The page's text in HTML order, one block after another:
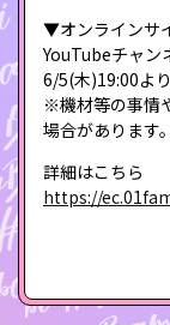
▼オンラインサ
YouTubeチャン
6/5(木)19:00よ
※機材等の事情
場合があります。
詳細はこちら
https://